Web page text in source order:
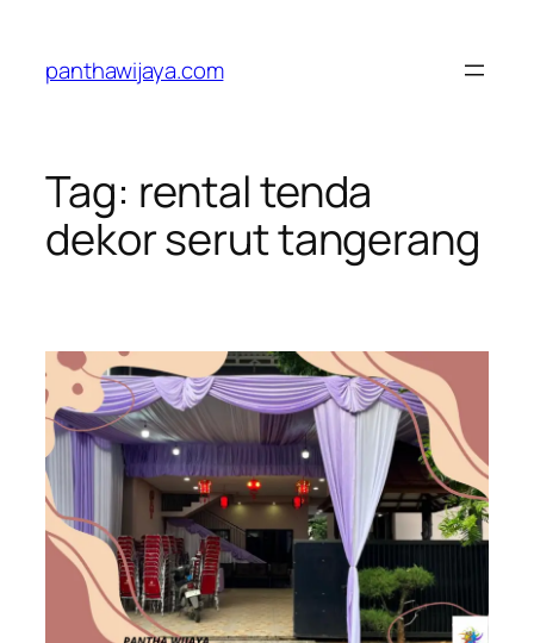
konten
panthawijaya.com
Tag: rental tenda
dekor serut tangerang